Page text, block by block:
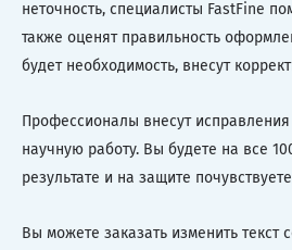
неточность, специалисты FastFine
также оценят правильность
будет необходимость, внесут
Профессионалы внесут
научную работу. Вы будете на все
результате и на защите
Вы можете заказать изменить